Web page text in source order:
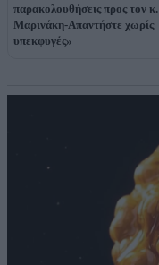
παρακολουθήσεις προς τον κ.
Μαρινάκη-Απαντήστε χωρίς
υπεκφυγές»